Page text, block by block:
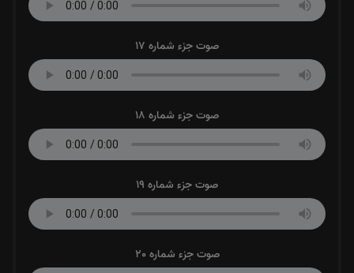
صوت جزء شماره 17
صوت جزء شماره 18
صوت جزء شماره 19
صوت جزء شماره 20